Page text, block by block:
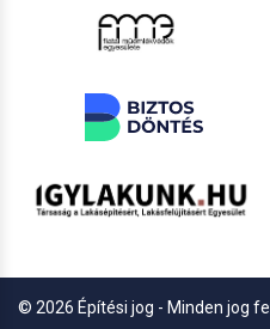
© 2026 Építési jog - Minden jog